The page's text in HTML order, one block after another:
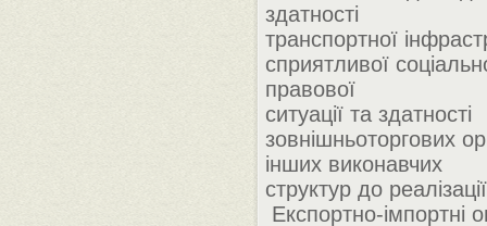
здатності
транспортної
сприятливої
правової
ситуації та здатності
зовнішньоторгових
інших виконавчих
структур до
Експортно-імпортні